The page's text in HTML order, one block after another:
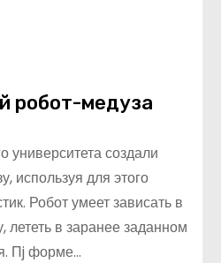
робот-медуза
создали
используя для этого
Робот умеет зависать в
лететь в заранее заданном
Пj форме…